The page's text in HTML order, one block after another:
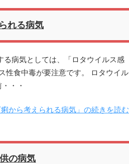
れる病気
病気としては、「ロタウイルス感
性食中毒が要注意です。 ロタウイル
・・
痢から考えられる病気」の続きを読む
の病気